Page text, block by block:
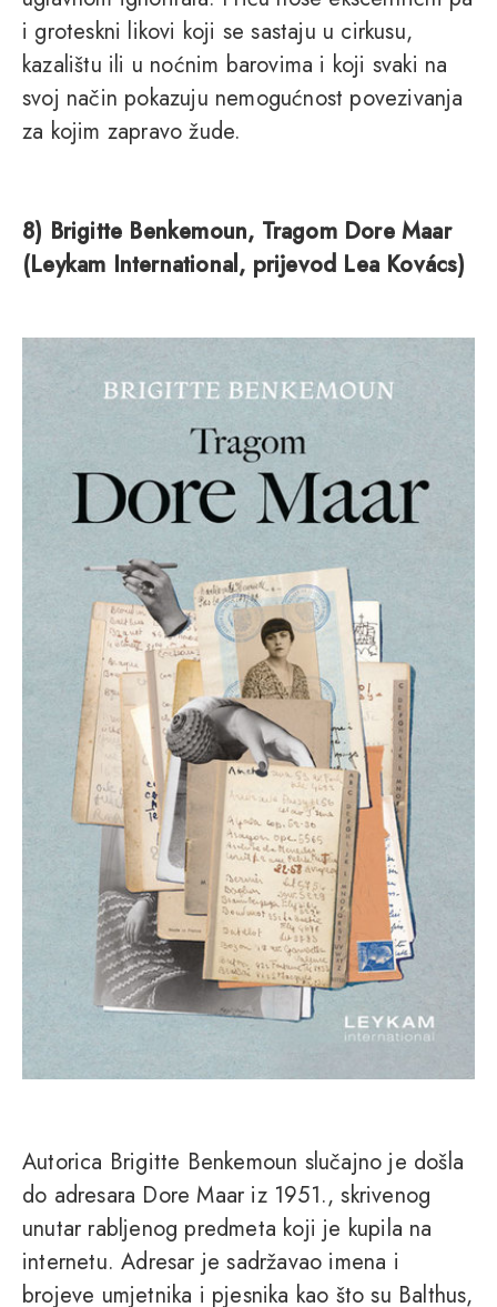
i groteskni likovi koji se sastaju u cirkusu,
kazalištu ili u noćnim barovima i koji svaki na
svoj način pokazuju nemogućnost povezivanja
za kojim zapravo žude.
8) Brigitte Benkemoun, Tragom Dore Maar
(Leykam International, prijevod Lea Kovács)
Autorica Brigitte Benkemoun slučajno je došla
do adresara Dore Maar iz 1951., skrivenog
unutar rabljenog predmeta koji je kupila na
internetu. Adresar je sadržavao imena i
brojeve umjetnika i pjesnika kao što su Balthus,